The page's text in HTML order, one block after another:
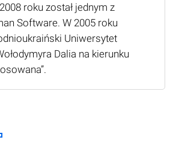
roku został jednym z
Software. W 2005 roku
Uniwersytet
Dalia na kierunku